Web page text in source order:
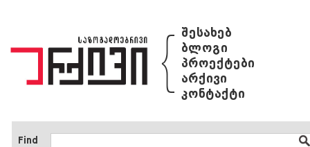
{ შესახებ
ბლოგი
პროექტები
არქივი
კონტაქტი
Find